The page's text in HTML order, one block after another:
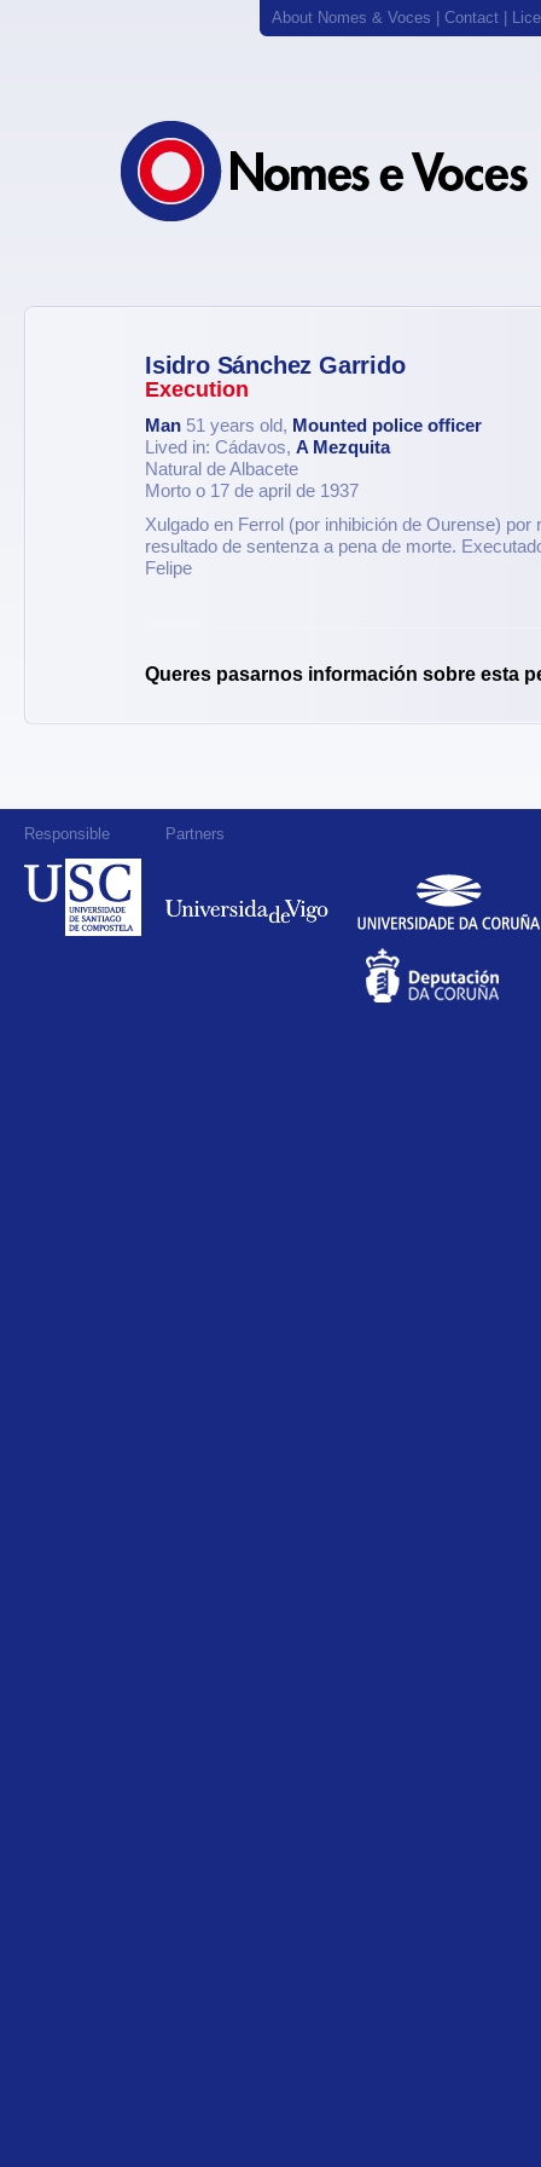
About Nomes & Voces Contact
Isidro Sánchez Garrido
Execution
Man 51 years old, Mounted police officer
Lived in: Cádavos, A Mezquita
Natural de Albacete
Morto o 17 de april de 1937
Xulgado en Ferrol (por inhibición de Ourense) por
resultado de sentenza a pena de morte.
Felipe
Queres pasarnos información sobre esta
Responsible Partners